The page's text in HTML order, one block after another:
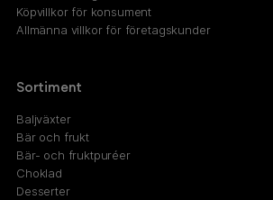
Köpvillkor för konsument
Allmänna villkor för företagskunder
Sortiment
Baljväxter
Bär och frukt
Bär- och fruktpuréer
Choklad
Desserter